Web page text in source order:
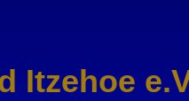
Itzehoe